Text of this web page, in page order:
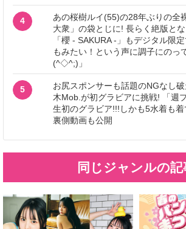
4
あの桜樹ルイ(55)の28年ぶりの全
大衆」の袋とじに! 長らく絶版と
「櫻 - SAKURA -」もデジタル限
もみたい！という声に調子にのっ
(^◇^;)」
5
お尻スポンサーも話題のNGなし
木Mob.が初グラビアに挑戦! 「週
生初のグラビア!!!しかも5水着も
裏側動画も公開
同じジャンルの記